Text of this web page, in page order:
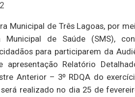
Municipal de Três Lagoas, por
Municipal de Saúde (SMS),
para participarem da
apresentação Relatório
Anterior – 3º RDQA do
será realizado no dia 25 de